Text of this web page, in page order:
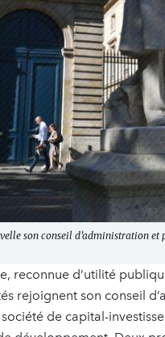
son conseil d’administration et
reconnue d’utilité
rejoignent son conseil
de capital-